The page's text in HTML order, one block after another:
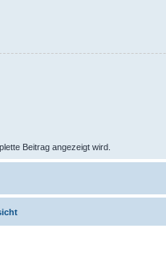
Beitrag angezeigt wird.